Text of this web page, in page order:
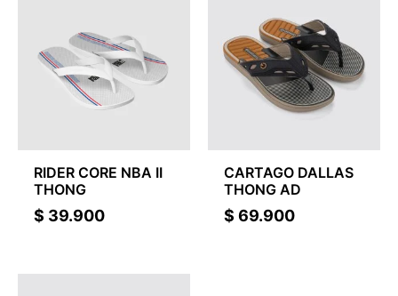
RIDER CORE NBA II
THONG
$ 39.900
CARTAGO DALLAS
THONG AD
$ 69.900